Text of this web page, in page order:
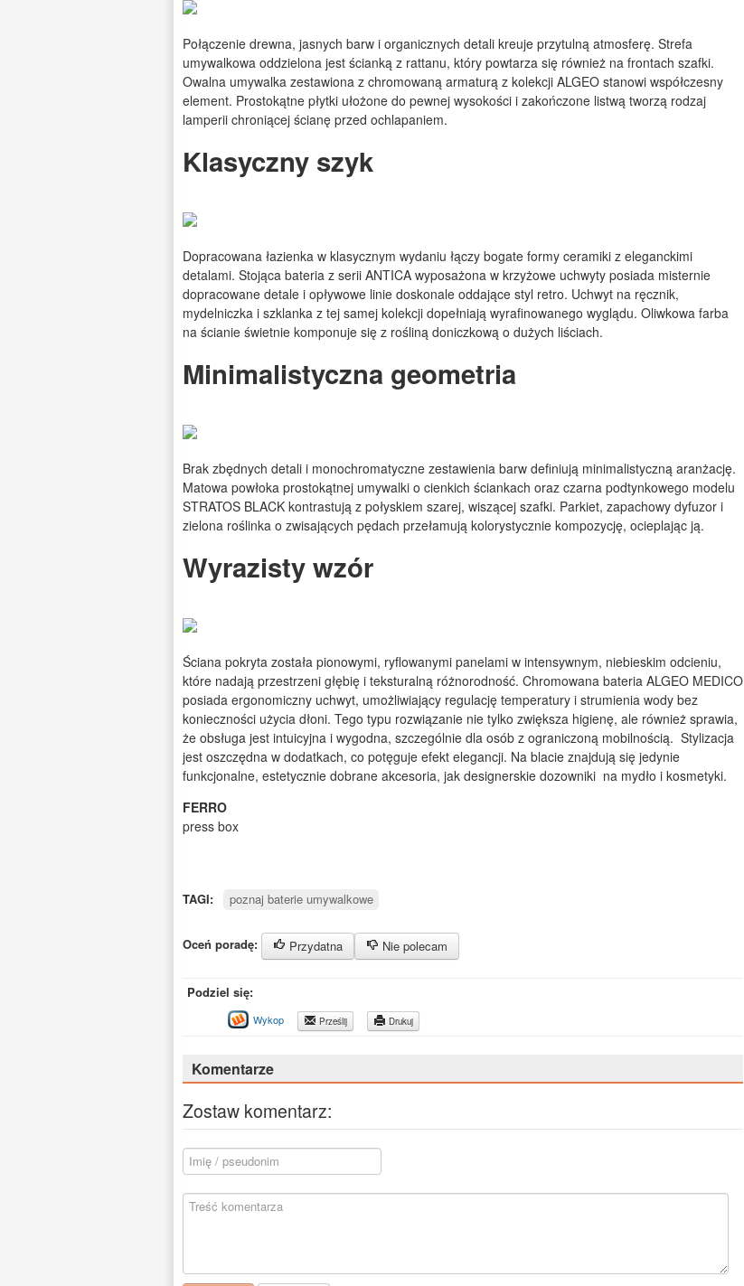
Połączenie drewna, jasnych barw i organicznych detali kreuje przytulną atmosferę. Strefa
umywalkowa oddzielona jest ścianką z rattanu, który powtarza się również na frontach szafki.
Owalna umywalka zestawiona z chromowaną armaturą z kolekcji ALGEO stanowi współczesny
element. Prostokątne płytki ułożone do pewnej wysokości i zakończone listwą tworzą rodzaj
lamperii chroniącej ścianę przed ochlapaniem.
Klasyczny szyk
Dopracowana łazienka w klasycznym wydaniu łączy bogate formy ceramiki z eleganckimi
detalami. Stojąca bateria z serii ANTICA wyposażona w krzyżowe uchwyty posiada misternie
dopracowane detale i opływowe linie doskonale oddające styl retro. Uchwyt na ręcznik,
mydelniczka i szklanka z tej samej kolekcji dopełniają wyrafinowanego wyglądu. Oliwkowa farba
na ścianie świetnie komponuje się z rośliną doniczkową o dużych liściach.
Minimalistyczna geometria
Brak zbędnych detali i monochromatyczne zestawienia barw definiują minimalistyczną aranżację.
Matowa powłoka prostokątnej umywalki o cienkich ściankach oraz czarna podtynkowego modelu
STRATOS BLACK kontrastują z połyskiem szarej, wiszącej szafki. Parkiet, zapachowy dyfuzor i
zielona roślinka o zwisających pędach przełamują kolorystycznie kompozycję, ocieplając ją.
Wyrazisty wzór
Ściana pokryta została pionowymi, ryflowanymi panelami w intensywnym, niebieskim odcieniu,
które nadają przestrzeni głębię i teksturalną różnorodność. Chromowana bateria ALGEO MEDICO
posiada ergonomiczny uchwyt, umożliwiający regulację temperatury i strumienia wody bez
konieczności użycia dłoni. Tego typu rozwiązanie nie tylko zwiększa higienę, ale również sprawia,
że obsługa jest intuicyjna i wygodna, szczególnie dla osób z ograniczoną mobilnością. Stylizacja
jest oszczędna w dodatkach, co potęguje efekt elegancji. Na blacie znajdują się jedynie
funkcjonalne, estetycznie dobrane akcesoria, jak designerskie dozowniki na mydło i kosmetyki.
FERRO
press box
TAGI: poznaj baterie umywalkowe
Oceń poradę: Przydatna Nie polecam
Podziel się:
Wykop Prześlij Drukuj
Komentarze
Zostaw komentarz: